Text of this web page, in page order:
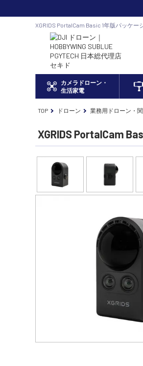
XGRIDS PortalCam Basic 1年版パッケ
ン正規代理店
カメラドローン・
生活家電
TOP ドローン 業務用ドローン・
XGRIDS PortalCam